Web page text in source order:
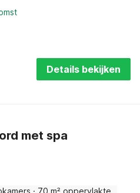
Details bekijken
met spa
· 70 m² oppervlakte